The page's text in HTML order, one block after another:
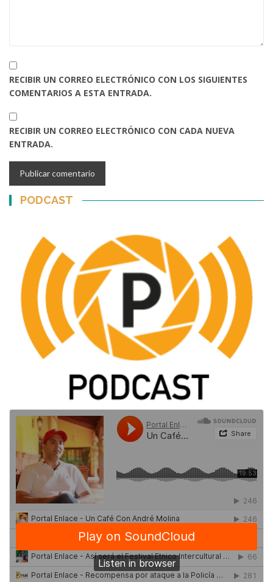
RECIBIR UN CORREO ELECTRÓNICO CON LOS SIGUIENTES
COMENTARIOS A ESTA ENTRADA.
RECIBIR UN CORREO ELECTRÓNICO CON CADA NUEVA
ENTRADA.
PODCAST